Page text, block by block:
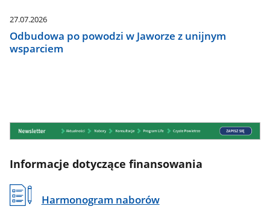
27.07.2026
Odbudowa po powodzi w Jaworze z unijnym
wsparciem
Informacje dotyczące finansowania
Harmonogram naborów